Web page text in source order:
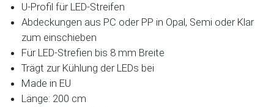
U-Profil für LED-Streifen
Abdeckungen aus PC oder PP in Opal, Semi oder Klar
zum einschieben
Für LED-Strefien bis 8 mm Breite
Trägt zur Kühlung der LEDs bei
Made in EU
Länge: 200 cm